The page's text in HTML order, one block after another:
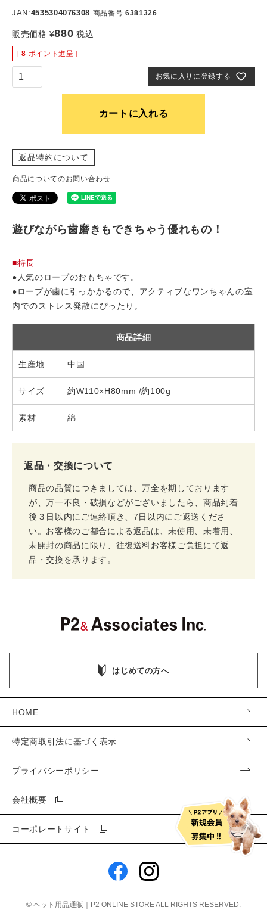
JAN:4535304076308 商品番号 6381326
販売価格 ¥880 税込
[ 8 ポイント進呈 ]
お気に入りに登録する
カートに入れる
返品特約について
商品についてのお問い合わせ
遊びながら歯磨きもできちゃう優れもの！
■特長
●人気のロープのおもちゃです。
●ロープが歯に引っかかるので、アクティブなワンちゃんの室
内でのストレス発散にぴったり。
商品詳細
生産地 中国
サイズ 約W110×H80mm /約100g
素材 綿
返品・交換について
商品の品質につきましては、万全を期しております
が、万一不良・破損などがございましたら、商品到着
後３日以内にご連絡頂き、7日以内にご返送くださ
い。お客様のご都合による返品は、未使用、未着用、
未開封の商品に限り、往復送料お客様ご負担にて返
品・交換を承ります。
はじめての方へ
HOME
特定商取引法に基づく表示
プライバシーポリシー
会社概要
コーポレートサイト
© ペット用品通販｜P2 ONLINE STOREALL RIGHTS RESERVED.